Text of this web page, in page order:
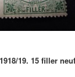
19. 15 filler